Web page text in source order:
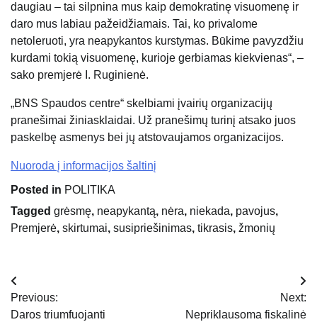
daugiau – tai silpnina mus kaip demokratinę visuomenę ir
daro mus labiau pažeidžiamais. Tai, ko privalome
netoleruoti, yra neapykantos kurstymas. Būkime pavyzdžiu
kurdami tokią visuomenę, kurioje gerbiamas kiekvienas“, –
sako premjerė I. Ruginienė.
„BNS Spaudos centre“ skelbiami įvairių organizacijų
pranešimai žiniasklaidai. Už pranešimų turinį atsako juos
paskelbę asmenys bei jų atstovaujamos organizacijos.
Nuoroda į informacijos šaltinį
Posted in POLITIKA
Tagged grėsmę, neapykantą, nėra, niekada, pavojus,
Premjerė, skirtumai, susipriešinimas, tikrasis, žmonių
Navigacija
tarp
Previous:
Daros triumfuojanti
Next:
Nepriklausoma fiskalinė